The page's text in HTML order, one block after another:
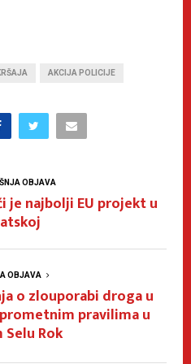
AKCIJA POLICIJE
OBJAVA
je najbolji EU projekt u
OBJAVA
o zlouporabi droga u
pravilima u
Rok